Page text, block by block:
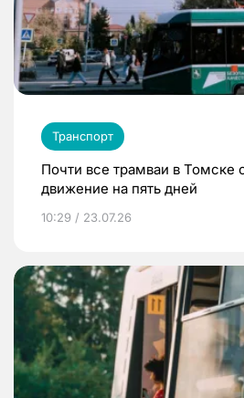
Транспорт
Почти все трамваи в Томске
движение на пять дней
10:29 / 23.07.26